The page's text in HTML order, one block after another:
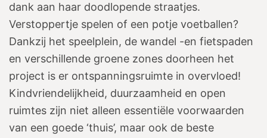
dank aan haar doodlopende straatjes.
Verstoppertje spelen of een potje voetballen?
Dankzij het speelplein, de wandel -en fietspaden
en verschillende groene zones doorheen het
project is er ontspanningsruimte in overvloed!
Kindvriendelijkheid, duurzaamheid en open
ruimtes zijn niet alleen essentiële voorwaarden
van een goede ‘thuis’, maar ook de beste